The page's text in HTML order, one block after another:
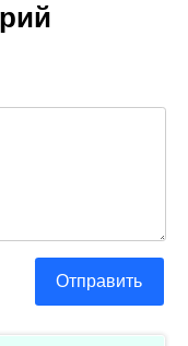
Отправить